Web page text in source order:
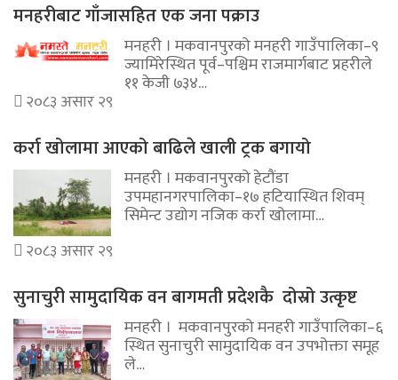
मनहरीबाट गाँजासहित एक जना पक्राउ
मनहरी । मकवानपुरको मनहरी गाउँपालिका–९
ज्यामिरेस्थित पूर्व–पश्चिम राजमार्गबाट प्रहरीले
११ केजी ७३४…
२०८३ असार २९
कर्रा खोलामा आएको बाढिले खाली ट्रक बगायो
मनहरी । मकवानपुरको हेटौंडा
उपमहानगरपालिका–१७ हटियास्थित शिवम्
सिमेन्ट उद्योग नजिक कर्रा खोलामा…
२०८३ असार २९
सुनाचुरी सामुदायिक वन बागमती प्रदेशकै दोस्रो उत्कृष्ट
मनहरी । मकवानपुरको मनहरी गाउँपालिका–६
स्थित सुनाचुरी सामुदायिक वन उपभोक्ता समूह
ले…